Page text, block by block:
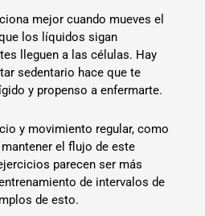
mejor cuando mueves el
los líquidos sigan
lleguen a las células. Hay
sedentario hace que te
y propenso a enfermarte.
y movimiento regular, como
el flujo de este
parecen ser más
de intervalos de
de esto.